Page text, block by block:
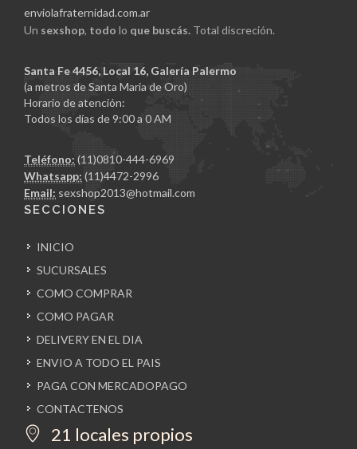
enviolafraternidad.com.ar
Un sexshop, todo lo que buscás. Total discreción.
Santa Fe 4456, Local 16, Galería Palermo
(a metros de Santa Maria de Oro)
Horario de atención:
Todos los días de 9:00 a 0 AM
Teléfono: (11)0810-444-6969
Whatsapp: (11)4472-2996
Email: sexshop2013@hotmail.com
SECCIONES
INICIO
SUCURSALES
COMO COMPRAR
COMO PAGAR
DELIVERY EN EL DIA
ENVIO A TODO EL PAIS
PAGA CON MERCADOPAGO
CONTACTENOS
21 locales propios